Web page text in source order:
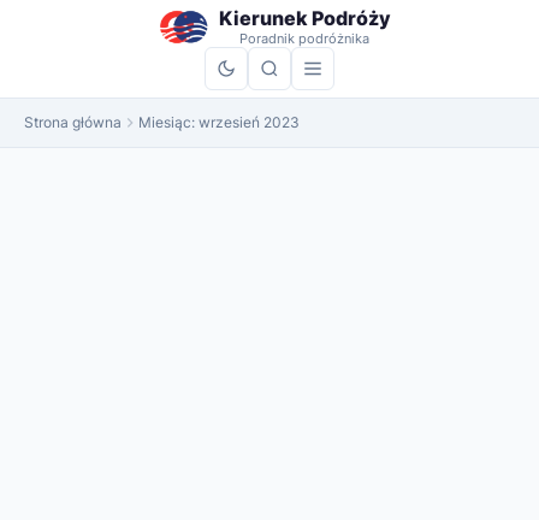
Kierunek Podróży
Poradnik podróżnika
Strona główna Miesiąc: wrzesień 2023